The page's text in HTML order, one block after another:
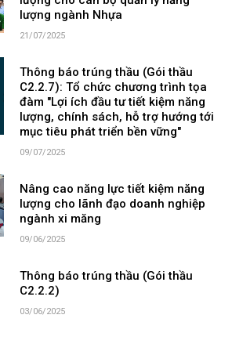
lượng ngành Nhựa
21/07/2025
Thông báo trúng thầu (Gói thầu
C2.2.7): Tổ chức chương trình tọa
đàm "Lợi ích đầu tư tiết kiệm năng
lượng, chính sách, hỗ trợ hướng tới
mục tiêu phát triển bền vững"
09/07/2025
Nâng cao năng lực tiết kiệm năng
lượng cho lãnh đạo doanh nghiệp
ngành xi măng
09/06/2025
Thông báo trúng thầu (Gói thầu
C2.2.2)
03/06/2025